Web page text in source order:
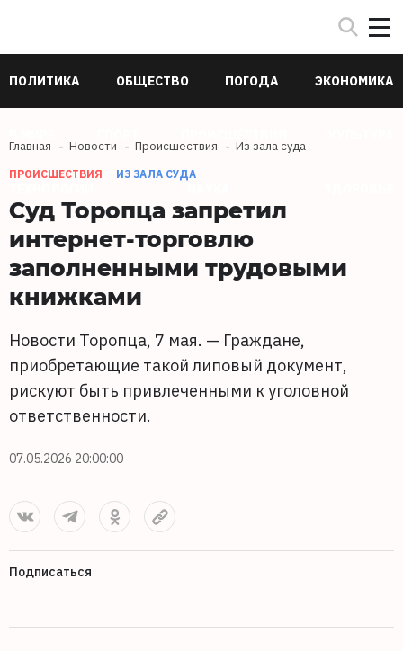
ПОЛИТИКА ОБЩЕСТВО ПОГОДА ЭКОНОМИКА
Главная Новости Происшествия Из зала суда
ПРОИСШЕСТВИЯ ИЗ ЗАЛА СУДА
Суд Торопца запретил
интернет-торговлю
заполненными трудовыми
книжками
Новости Торопца, 7 мая. — Граждане,
приобретающие такой липовый документ,
рискуют быть привлеченными к уголовной
ответственности.
07.05.2026 20:00:00
Подписаться